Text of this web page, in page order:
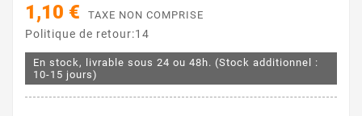
1,10 € TAXE NON COMPRISE
Politique de retour:14
En stock, livrable sous 24 ou 48h. (Stock additionnel :
10-15 jours)